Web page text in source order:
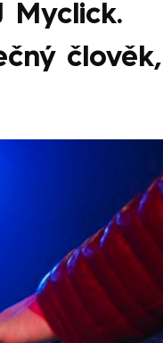
Myclick.
člověk,